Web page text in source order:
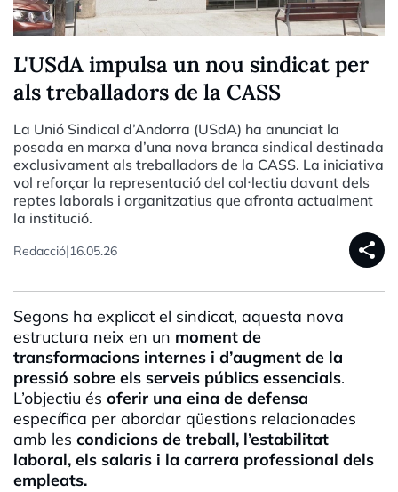
L'USdA impulsa un nou sindicat per
als treballadors de la CASS
La Unió Sindical d’Andorra (USdA) ha anunciat la
posada en marxa d’una nova branca sindical destinada
exclusivament als treballadors de la CASS. La iniciativa
vol reforçar la representació del col·lectiu davant dels
reptes laborals i organitzatius que afronta actualment
la institució.
Redacció|16.05.26 share
Segons ha explicat el sindicat, aquesta nova
estructura neix en un moment de
transformacions internes i d’augment de la
pressió sobre els serveis públics essencials.
L’objectiu és oferir una eina de defensa
específica per abordar qüestions relacionades
amb les condicions de treball, l’estabilitat
laboral, els salaris i la carrera professional dels
empleats.